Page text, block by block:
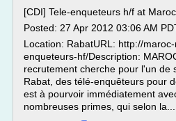
[CDI] Tele-enqueteurs h/f at
Posted: 27 Apr 2012 03:06 AM
Location: RabatURL: http://
enqueteurs-hf/Description:
recrutement cherche pour l'un de
Rabat, des télé-enquêteurs pour
est à pourvoir immédiatement
nombreuses primes, qui selon la...